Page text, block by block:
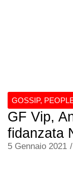
GOSSIP,
GF Vip,
fidanzata
5 Gennaio 2021 /